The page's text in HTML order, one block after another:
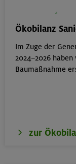
Bouldern für
München
Ökobilanz
Im Zuge der
2024–2026
Baumaßnahme
zur